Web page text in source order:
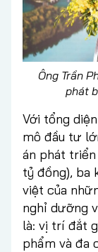
Ông Trần
phát
Với tổng
mô đầu tư
án phát
tỷ đồng), ba
việt của
nghỉ dưỡng
là: vị trí đắt
phẩm và đa